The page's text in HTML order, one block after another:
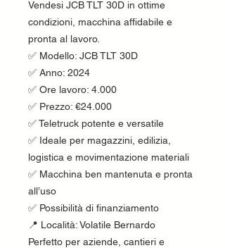
Vendesi JCB TLT 30D in ottime
condizioni, macchina affidabile e
pronta al lavoro.
✅ Modello: JCB TLT 30D
✅ Anno: 2024
✅ Ore lavoro: 4.000
✅ Prezzo: €24.000
✅ Teletruck potente e versatile
✅ Ideale per magazzini, edilizia,
logistica e movimentazione materiali
✅ Macchina ben mantenuta e pronta
all’uso
✅ Possibilità di finanziamento
📍 Località: Volatile Bernardo
Perfetto per aziende, cantieri e